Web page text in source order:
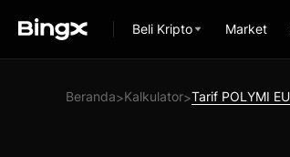
Beli Kripto Market
Beranda>Kalkulator>Tarif POLYMI